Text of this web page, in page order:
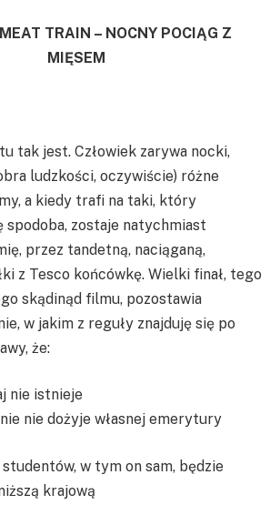
TRAIN – NOCNY POCIĄG Z
MIĘSEM
tak jest. Człowiek zarywa nocki,
ludzkości, oczywiście) różne
a kiedy trafi na taki, który
spodoba, zostaje natychmiast
przez tandetną, naciąganą,
z Tesco końcówkę. Wielki finał, tego
skądinąd filmu, pozostawia
w jakim z reguły znajduję się po
że:
nie istnieje
nie dożyje własnej emerytury
w tym on sam, będzie
krajową